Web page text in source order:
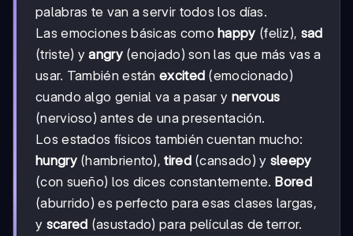
palabras te van a servir todos los días.
Las emociones básicas como happy (feliz), sad
(triste) yangry(enojado) son las que más vas a
usar. También estánexcited (emocionado)
cuando algo genial va a pasar y nervous
(nervioso) antes de una presentación.
Los estados físicos también cuentan mucho:
hungry(hambriento),tired(cansado) y sleepy
(con sueño) los dices constantemente. Bored
(aburrido) es perfecto para esas clases largas,
y scared (asustado) para películas de terror.